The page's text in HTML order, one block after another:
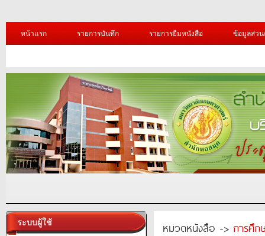
หน้าแรก รายการบันทึก รายการยืมหนังสือ ข้อมูลส่ว
ระบบผู้ใช้ หมวดหนังสือ -> การศึก